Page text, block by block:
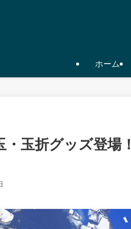
ホーム
・玉折グッズ登